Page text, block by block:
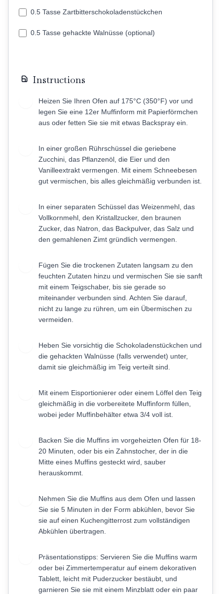
0.5 Tasse Zartbitterschokoladenstückchen
0.5 Tasse gehackte Walnüsse (optional)
Instructions
Heizen Sie Ihren Ofen auf 175°C (350°F) vor und
legen Sie eine 12er Muffinform mit Papierförmchen
aus oder fetten Sie sie mit etwas Backspray ein.
In einer großen Rührschüssel die geriebene
Zucchini, das Pflanzenöl, die Eier und den
Vanilleextrakt vermengen. Mit einem Schneebesen
gut vermischen, bis alles gleichmäßig verbunden ist.
In einer separaten Schüssel das Weizenmehl, das
Vollkornmehl, den Kristallzucker, den braunen
Zucker, das Natron, das Backpulver, das Salz und
den gemahlenen Zimt gründlich vermengen.
Fügen Sie die trockenen Zutaten langsam zu den
feuchten Zutaten hinzu und vermischen Sie sie sanft
mit einem Teigschaber, bis sie gerade so
miteinander verbunden sind. Achten Sie darauf,
nicht zu lange zu rühren, um ein Übermischen zu
vermeiden.
Heben Sie vorsichtig die Schokoladenstückchen und
die gehackten Walnüsse (falls verwendet) unter,
damit sie gleichmäßig im Teig verteilt sind.
Mit einem Eisportionierer oder einem Löffel den Teig
gleichmäßig in die vorbereitete Muffinform füllen,
wobei jeder Muffinbehälter etwa 3/4 voll ist.
Backen Sie die Muffins im vorgeheizten Ofen für 18-
20 Minuten, oder bis ein Zahnstocher, der in die
Mitte eines Muffins gesteckt wird, sauber
herauskommt.
Nehmen Sie die Muffins aus dem Ofen und lassen
Sie sie 5 Minuten in der Form abkühlen, bevor Sie
sie auf einen Kuchengitterrost zum vollständigen
Abkühlen übertragen.
Präsentationstipps: Servieren Sie die Muffins warm
oder bei Zimmertemperatur auf einem dekorativen
Tablett, leicht mit Puderzucker bestäubt, und
garnieren Sie sie mit einem Minzblatt oder ein paar